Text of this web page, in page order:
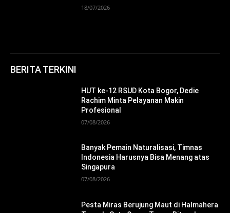
18/07/2026
BERITA TERKINI
HUT ke-12 RSUD Kota Bogor, Dedie
Rachim Minta Pelayanan Makin
Profesional
07/08/2026
Banyak Pemain Naturalisasi, Timnas
Indonesia Harusnya Bisa Menang atas
Singapura
07/08/2026
Pesta Miras Berujung Maut di Halmahera